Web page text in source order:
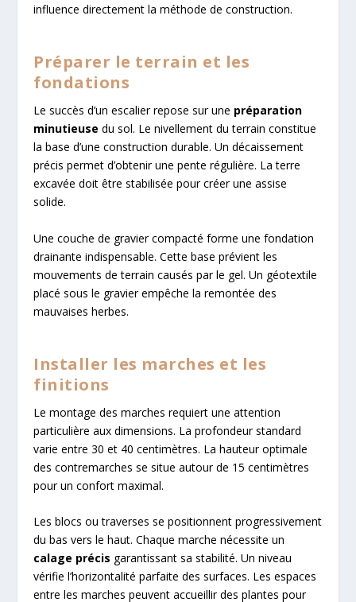
influence directement la méthode de construction.
Préparer le terrain et les
fondations
Le succès d’un escalier repose sur une préparation
minutieuse du sol. Le nivellement du terrain constitue
la base d’une construction durable. Un décaissement
précis permet d’obtenir une pente régulière. La terre
excavée doit être stabilisée pour créer une assise
solide.
Une couche de gravier compacté forme une fondation
drainante indispensable. Cette base prévient les
mouvements de terrain causés par le gel. Un géotextile
placé sous le gravier empêche la remontée des
mauvaises herbes.
Installer les marches et les
finitions
Le montage des marches requiert une attention
particulière aux dimensions. La profondeur standard
varie entre 30 et 40 centimètres. La hauteur optimale
des contremarches se situe autour de 15 centimètres
pour un confort maximal.
Les blocs ou traverses se positionnent progressivement
du bas vers le haut. Chaque marche nécessite un
calage précis garantissant sa stabilité. Un niveau
vérifie l’horizontalité parfaite des surfaces. Les espaces
entre les marches peuvent accueillir des plantes pour